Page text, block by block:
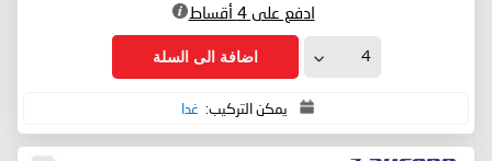
ادفع على 4 أقساط
اضافة الى السلة
يمكن التركيب: غدا